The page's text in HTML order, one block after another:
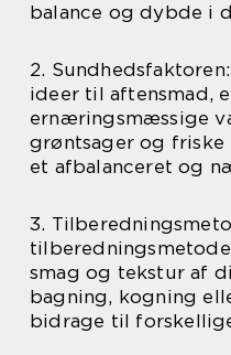
balance og dybde i
2.
ideer til aftensmad,
ernæringsmæssige
grøntsager og friske
et afbalanceret og
3.
smag og tekstur af
bagning, kogning
bidrage til